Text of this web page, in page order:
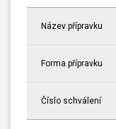
Název přípravku
Forma přípravku
Číslo schválení